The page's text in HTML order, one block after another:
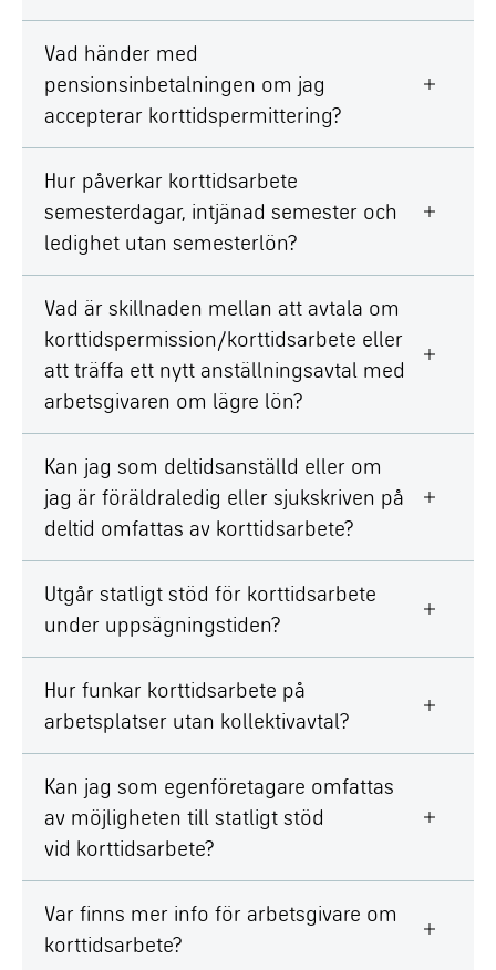
Vad händer med
pensionsinbetalningen om jag
accepterar korttidspermittering?
Hur påverkar korttidsarbete
semesterdagar, intjänad semester och
ledighet utan semesterlön?
Vad är skillnaden mellan att avtala om
korttidspermission/korttidsarbete eller
att träffa ett nytt anställningsavtal med
arbetsgivaren om lägre lön?
Kan jag som deltidsanställd eller om
jag är föräldraledig eller sjukskriven på
deltid omfattas av korttidsarbete?
Utgår statligt stöd för korttidsarbete
under uppsägningstiden?
Hur funkar korttidsarbete på
arbetsplatser utan kollektivavtal?
Kan jag som egenföretagare omfattas
av möjligheten till statligt stöd
vid korttidsarbete?
Var finns mer info för arbetsgivare om
korttidsarbete?